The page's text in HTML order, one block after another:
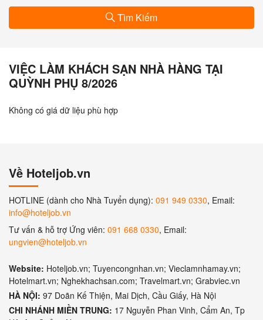
Tìm Kiếm
VIỆC LÀM KHÁCH SẠN NHÀ HÀNG TẠI
QUỲNH PHỤ 8/2026
Không có giá dữ liệu phù hợp
Về Hoteljob.vn
HOTLINE (dành cho Nhà Tuyển dụng): 091 949 0330, Email:
info@hoteljob.vn
Tư vấn & hỗ trợ Ứng viên: 091 668 0330, Email:
ungvien@hoteljob.vn
Website: Hoteljob.vn; Tuyencongnhan.vn; Vieclamnhamay.vn;
Hotelmart.vn; Nghekhachsan.com; Travelmart.vn; Grabviec.vn
HÀ NỘI: 97 Doãn Kế Thiện, Mai Dịch, Cầu Giấy, Hà Nội
CHI NHÁNH MIỀN TRUNG: 17 Nguyễn Phan Vinh, Cẩm An, Tp